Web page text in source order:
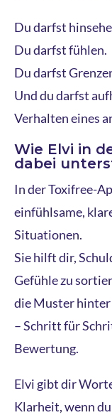
Du darfst
Du darfst fühlen.
Du darfst
Und du darfst
Verhalten eines
Wie Elvi in
dabei
In der Toxifree-
einfühlsame,
Situationen.
Sie hilft dir,
Gefühle zu
die Muster
– Schritt für
Bewertung.
Elvi gibt dir
Klarheit, wenn